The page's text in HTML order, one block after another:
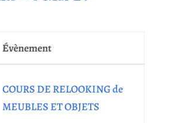
Évènement
COURS DE RELOOKING de
MEUBLES ET OBJETS